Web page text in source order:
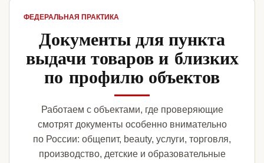
ФЕДЕРАЛЬНАЯ ПРАКТИКА
Документы для пункта
выдачи товаров и близких
по профилю объектов
Работаем с объектами, где проверяющие
смотрят документы особенно внимательно
по России: общепит, beauty, услуги, торговля,
производство, детские и образовательные